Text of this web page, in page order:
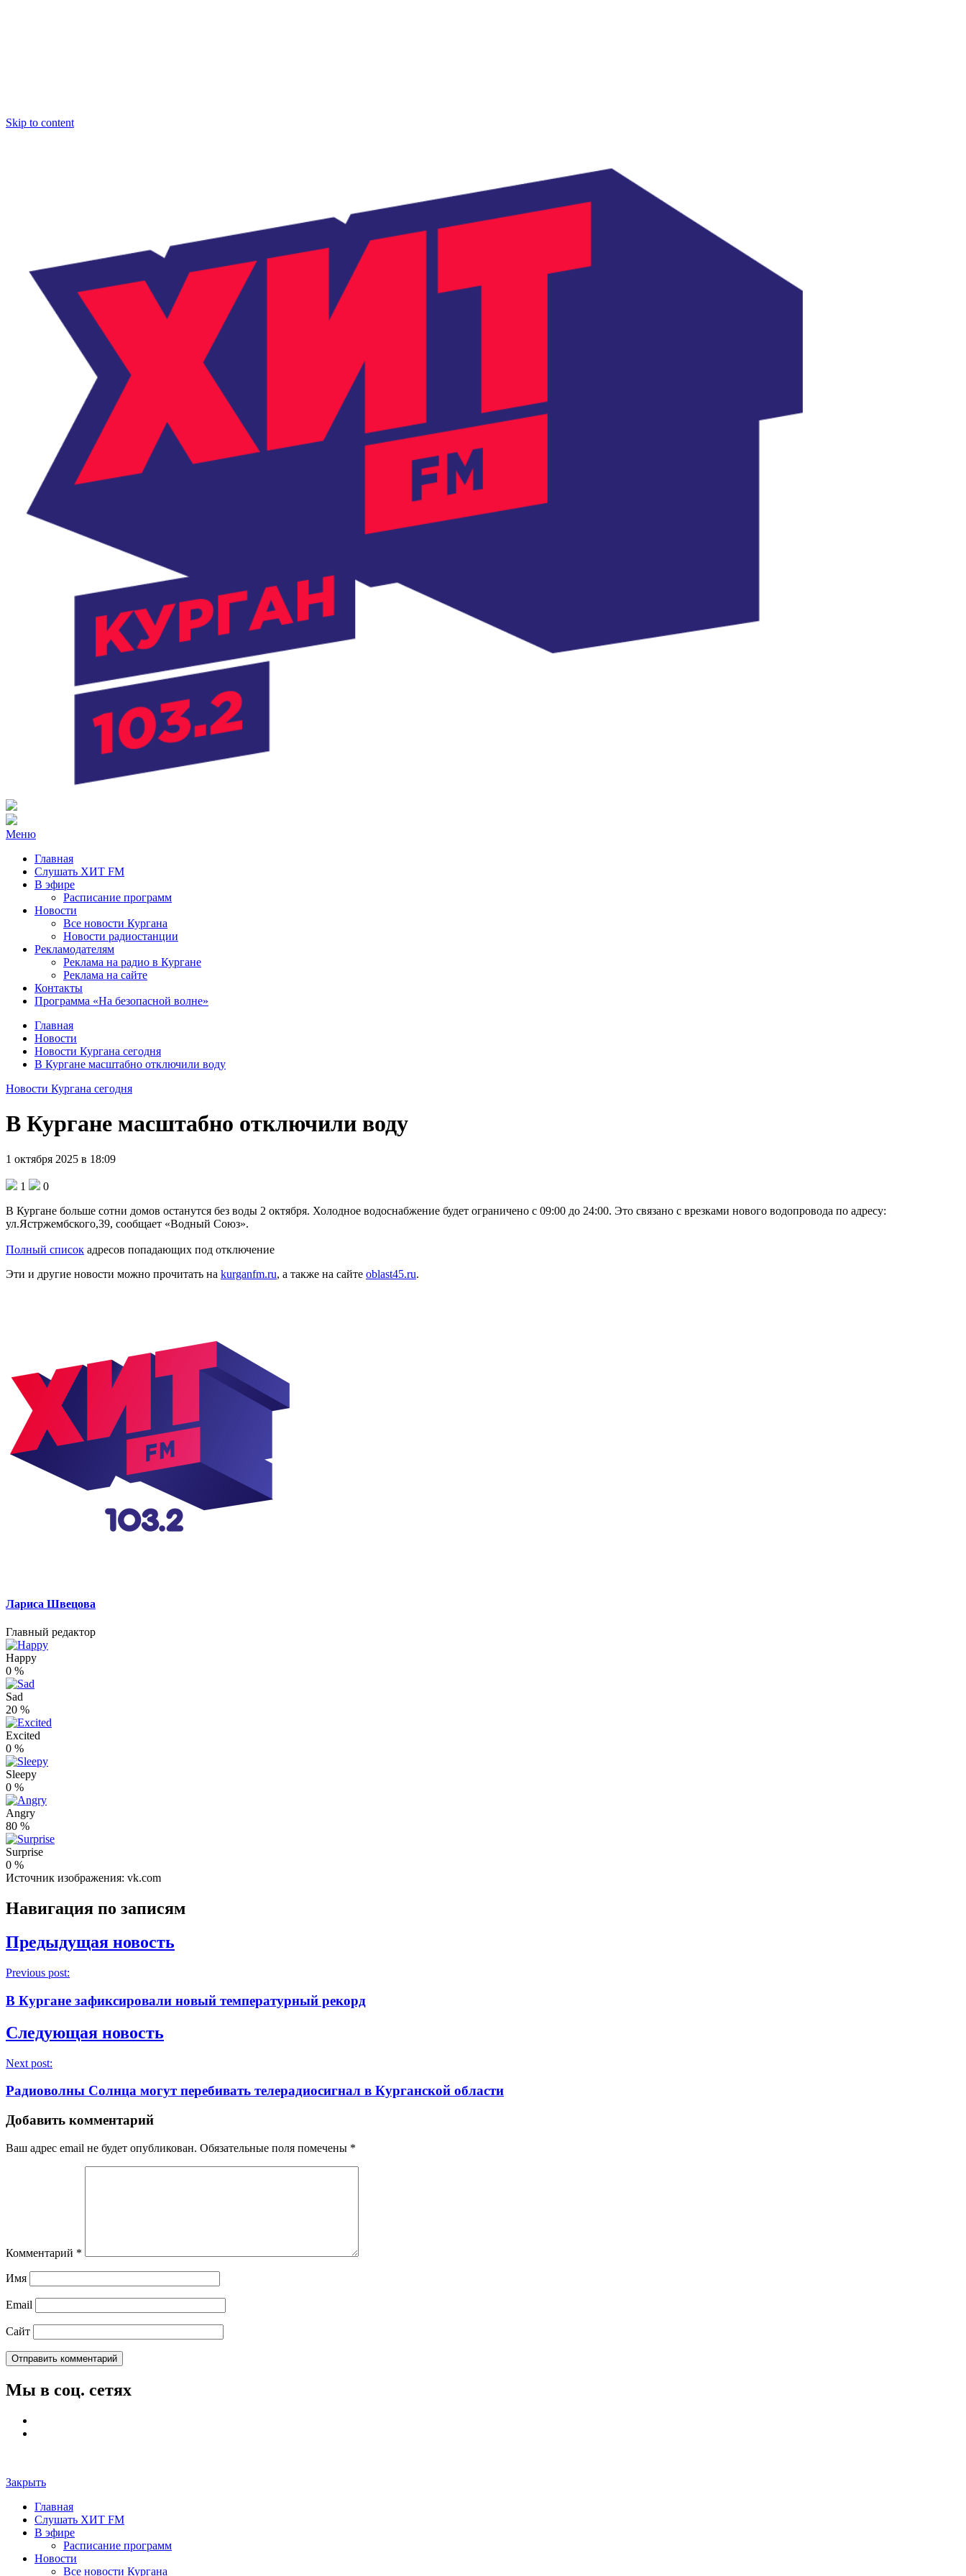
Skip to content
Радио ХИТ FM Курган
103.2 FM
Меню
Главная
Слушать ХИТ FM
В эфире
Расписание программ
Новости
Все новости Кургана
Новости радиостанции
Рекламодателям
Реклама на радио в Кургане
Реклама на сайте
Контакты
Программа «На безопасной волне»
Главная
Новости
Новости Кургана сегодня
В Кургане масштабно отключили воду
Новости Кургана сегодня
В Кургане масштабно отключили воду
1 октября 2025 в 18:09
1
0
В Кургане больше сотни домов останутся без воды 2 октября. Холодное водоснабжение будет ограничено с 09:00 до 24:00. Это связано с врезками нового водопровода по адресу:
ул.Ястржембского,39, сообщает «Водный Союз».
Полный список адресов попадающих под отключение
Эти и другие новости можно прочитать на kurganfm.ru, а также на сайте oblast45.ru.
Лариса Швецова
Главный редактор
Happy
0 %
Sad
20 %
Excited
0 %
Sleepy
0 %
Angry
80 %
Surprise
0 %
Источник изображения: vk.com
Навигация по записям
Предыдущая новость
Previous post:
В Кургане зафиксировали новый температурный рекорд
Следующая новость
Next post:
Радиоволны Солнца могут перебивать телерадиосигнал в Курганской области
Добавить комментарий
Ваш адрес email не будет опубликован. Обязательные поля помечены *
Комментарий *
Имя
Email
Сайт
Мы в соц. сетях
Закрыть
Главная
Слушать ХИТ FM
В эфире
Расписание программ
Новости
Все новости Кургана